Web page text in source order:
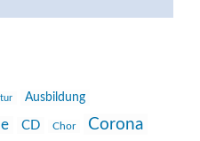
Ausbildung
CD Chor Corona